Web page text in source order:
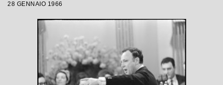
28 GENNAIO 1966